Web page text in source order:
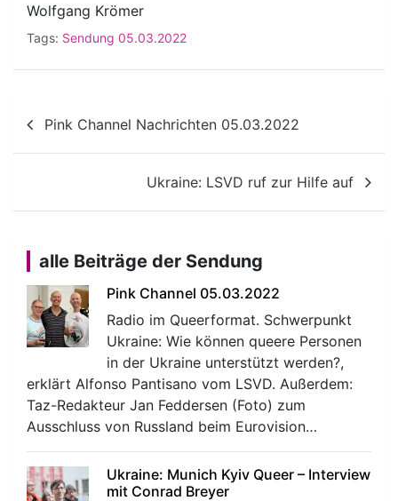
Wolfgang Krömer
Tags: Sendung 05.03.2022
Beitragsnavigation
Pink Channel Nachrichten 05.03.2022
Ukraine: LSVD ruf zur Hilfe auf
alle Beiträge der Sendung
Pink Channel 05.03.2022
Radio im Queerformat. Schwerpunkt
Ukraine: Wie können queere Personen
in der Ukraine unterstützt werden?,
erklärt Alfonso Pantisano vom LSVD. Außerdem:
Taz-Redakteur Jan Feddersen (Foto) zum
Ausschluss von Russland beim Eurovision…
Ukraine: Munich Kyiv Queer – Interview
mit Conrad Breyer